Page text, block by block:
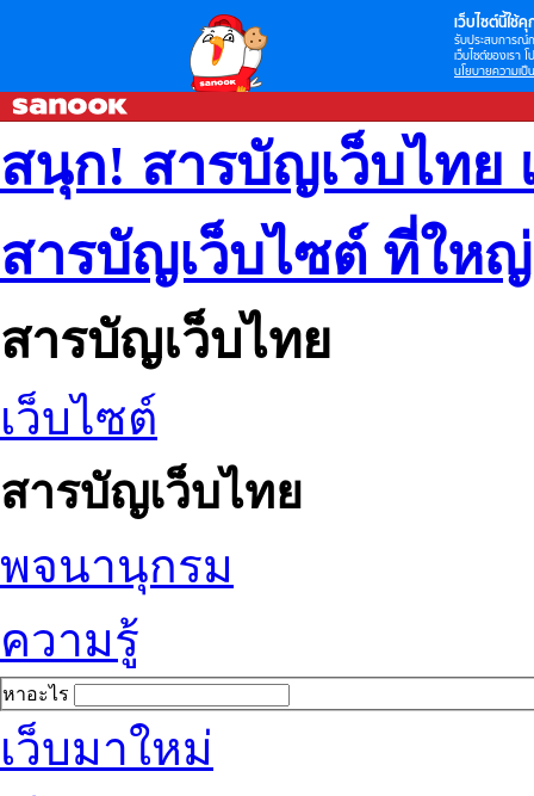
เว็บไซต์นี้ใช้คุ
รับประสบการณ์
เว็บไซต์ของเรา
นโยบายความเป็
สนุก! สารบัญเว็บไทย
สารบัญเว็บไซต์ ที่ให
สารบัญเว็บไทย
เว็บไซต์
สารบัญเว็บไทย
พจนานุกรม
ความรู้
หาอะไร
เว็บมาใหม่